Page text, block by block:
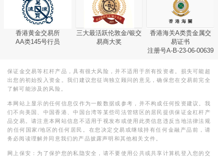
香港黄金交易所
AA类145号行员
三大最活跃伦敦金/银交
易商大奖
香港海关A类贵金属交
易证书
注册号A-B-23-06-00639
保证金交易等杠杆产品，具有很大风险，并不适用于所有投资者。损失可能超
出您的初始投入资金。我们建议您征询独立顾问的意见，确保您在交易前完全
了解可能涉及的风险。
本网站上显示的任何信息仅作为一般数据或参考，并不构成任何投资建议。我
们不向美国、中国香港、中国台湾等某些司法管辖区的居民提供保证金杠杆产
品交易。请注意本网站信息不适用于视发布或使用此类信息违反当地法律法规
的任何国家/地区的任何居民。在您决定交易或继续持有任何金融产品前，请
务必阅读理解并同意我们的产品披露声明和其他相关文件。
网上保安：为了保护您的私隐安全，请不要使用公共或共享计算机登入您的交